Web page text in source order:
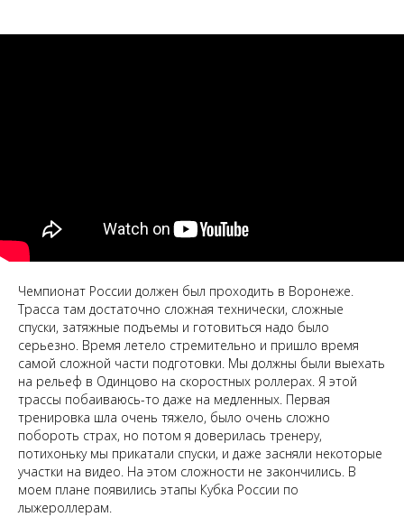
Чемпионат России должен был проходить в Воронеже.
Трасса там достаточно сложная технически, сложные
спуски, затяжные подъемы и готовиться надо было
серьезно. Время летело стремительно и пришло время
самой сложной части подготовки. Мы должны были выехать
на рельеф в Одинцово на скоростных роллерах. Я этой
трассы побаиваюсь-то даже на медленных. Первая
тренировка шла очень тяжело, было очень сложно
побороть страх, но потом я доверилась тренеру,
потихоньку мы прикатали спуски, и даже засняли некоторые
участки на видео. На этом сложности не закончились. В
моем плане появились этапы Кубка России по
лыжероллерам.